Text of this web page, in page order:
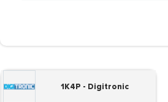
1K4P - Digitronic